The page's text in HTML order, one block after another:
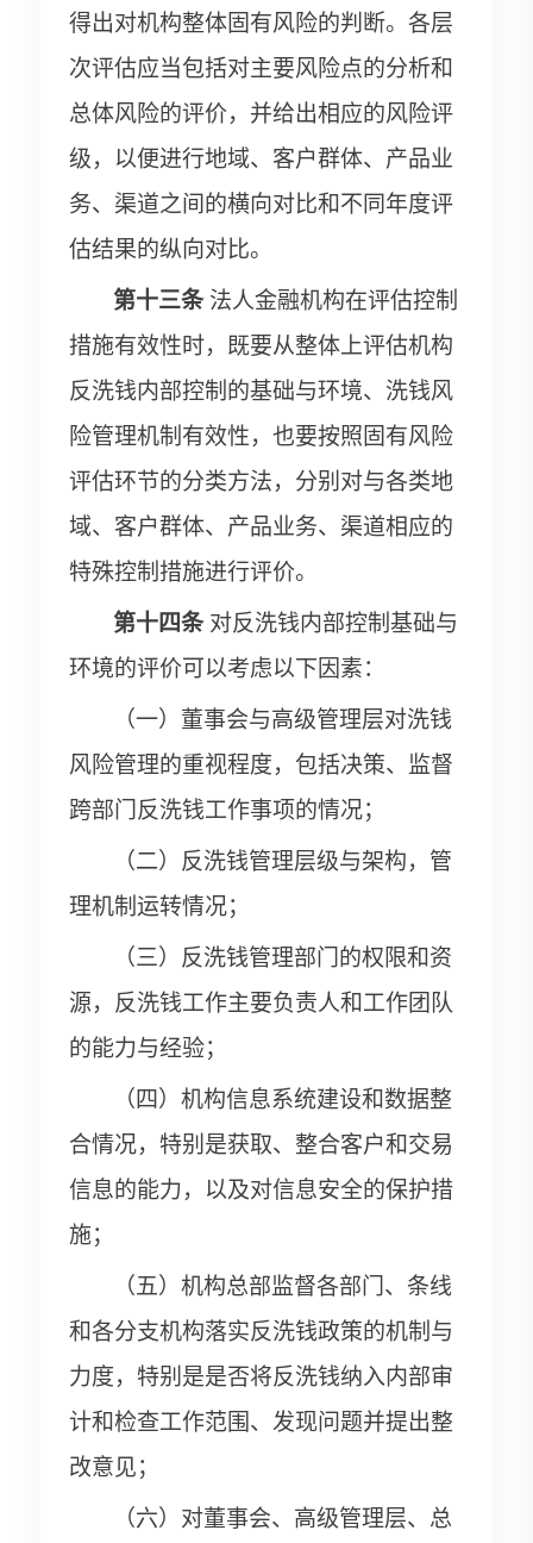
得出对机构整体固有风险的判断。各层
次评估应当包括对主要风险点的分析和
总体风险的评价，并给出相应的风险评
级，以便进行地域、客户群体、产品业
务、渠道之间的横向对比和不同年度评
估结果的纵向对比。
第十三条 法人金融机构在评估控制
措施有效性时，既要从整体上评估机构
反洗钱内部控制的基础与环境、洗钱风
险管理机制有效性，也要按照固有风险
评估环节的分类方法，分别对与各类地
域、客户群体、产品业务、渠道相应的
特殊控制措施进行评价。
第十四条 对反洗钱内部控制基础与
环境的评价可以考虑以下因素：
（一）董事会与高级管理层对洗钱
风险管理的重视程度，包括决策、监督
跨部门反洗钱工作事项的情况；
（二）反洗钱管理层级与架构，管
理机制运转情况；
（三）反洗钱管理部门的权限和资
源，反洗钱工作主要负责人和工作团队
的能力与经验；
（四）机构信息系统建设和数据整
合情况，特别是获取、整合客户和交易
信息的能力，以及对信息安全的保护措
施；
（五）机构总部监督各部门、条线
和各分支机构落实反洗钱政策的机制与
力度，特别是是否将反洗钱纳入内部审
计和检查工作范围、发现问题并提出整
改意见；
（六）对董事会、高级管理层、总